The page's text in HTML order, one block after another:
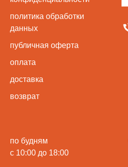
политика обработки
данных
публичная оферта
оплата
доставка
возврат
по будням
с 10:00 до 18:00